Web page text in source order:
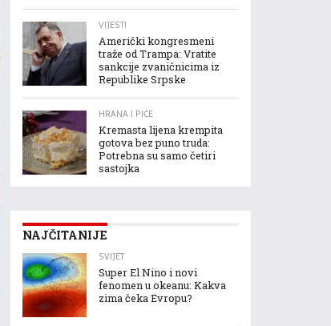
VIJESTI
Američki kongresmeni
traže od Trampa: Vratite
sankcije zvaničnicima iz
Republike Srpske
HRANA I PIĆE
Kremasta lijena krempita
gotova bez puno truda:
Potrebna su samo četiri
sastojka
NAJČITANIJE
SVIJET
Super El Nino i novi
fenomen u okeanu: Kakva
zima čeka Evropu?